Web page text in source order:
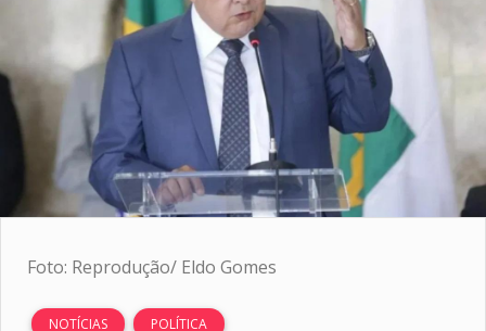
Foto: Reprodução/ Eldo Gomes
NOTÍCIAS POLÍTICA